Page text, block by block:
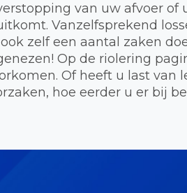
van uw afvoer
Vanzelfsprekend
zelf een aantal zaken
Op de riolering
Of heeft u last van
hoe eerder u er bij